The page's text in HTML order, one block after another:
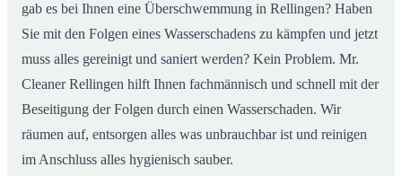
gab es bei Ihnen eine Überschwemmung in Rellingen? Haben
Sie mit den Folgen eines Wasserschadens zu kämpfen und jetzt
muss alles gereinigt und saniert werden? Kein Problem. Mr.
Cleaner Rellingen hilft Ihnen fachmännisch und schnell mit der
Beseitigung der Folgen durch einen Wasserschaden. Wir
räumen auf, entsorgen alles was unbrauchbar ist und reinigen
im Anschluss alles hygienisch sauber.